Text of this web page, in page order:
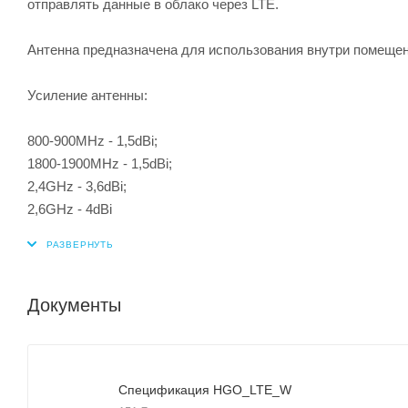
отправлять данные в облако через LTE.
Антенна предназначена для использования внутри
Усиление антенны:
800-900MHz - 1,5dBi;
1800-1900MHz - 1,5dBi;
2,4GHz - 3,6dBi;
2,6GHz - 4dBi
Документы
Спецификация HGO_LTE_W